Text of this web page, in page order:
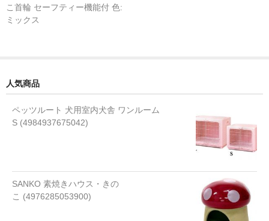
ケーキ
ソーセージ
チップス スナック
ふりかけ トッピング
こ首輪 セーフティー機能付 色:
ミックス
人気商品
ペッツルート 犬用室内犬舎 ワンルーム
S (4984937675042)
SANKO 素焼きハウス・きの
こ (4976285053900)